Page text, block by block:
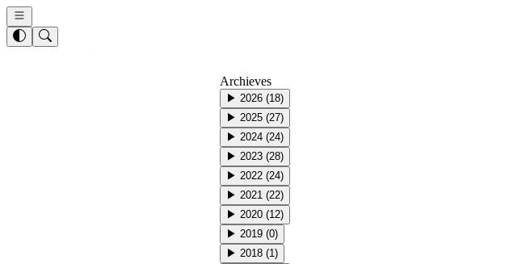
Archieves
▶ 2026 (18)
▶ 2025 (27)
▶ 2024 (24)
▶ 2023 (28)
▶ 2022 (24)
▶ 2021 (22)
▶ 2020 (12)
▶ 2019 (0)
▶ 2018 (1)